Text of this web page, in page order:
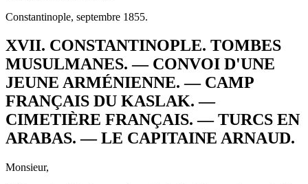
Constantinople, septembre 1855.
XVII. CONSTANTINOPLE. TOMBES
MUSULMANES. — CONVOI D'UNE
JEUNE ARMÉNIENNE. — CAMP
FRANÇAIS DU KASLAK. —
CIMETIÈRE FRANÇAIS. — TURCS EN
ARABAS. — LE CAPITAINE ARNAUD.
Monsieur,